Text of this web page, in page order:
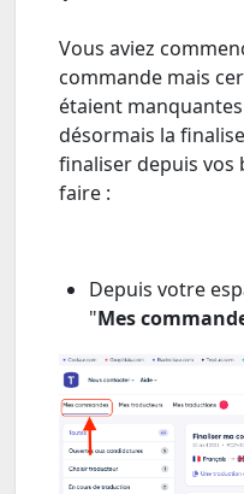
Vous aviez
commande mais
étaient
désormais la
finaliser depuis vos
faire :
Depuis votre
"Mes